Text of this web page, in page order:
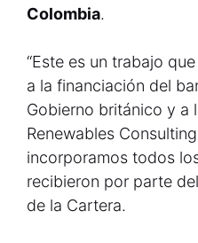
Colombia.
“Este es un trabajo
a la financiación del
Gobierno británico y a
Renewables
incorporamos todos
recibieron por parte
de la Cartera.